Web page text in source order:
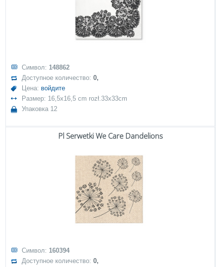
Символ: 148862
Доступное количество:0,
Цена: войдите
Размер: 16,5x16,5 cm rozł.33x33cm
Упаковка 12
Pl Serwetki We Care Dandelions
Символ: 160394
Доступное количество:0,